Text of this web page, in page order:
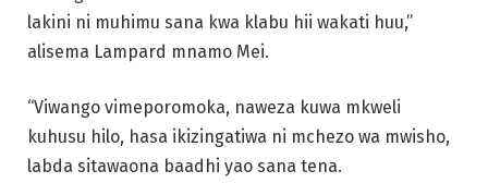
lakini ni muhimu sana kwa klabu hii wakati huu,”
alisema Lampard mnamo Mei.
“Viwango vimeporomoka, naweza kuwa mkweli
kuhusu hilo, hasa ikizingatiwa ni mchezo wa mwisho,
labda sitawaona baadhi yao sana tena.